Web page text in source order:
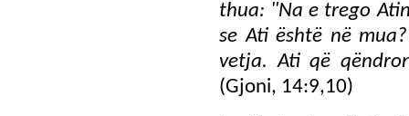
thua: "Na e trego
se Ati është në
vetja. Ati që
(Gjoni, 14:9,10)